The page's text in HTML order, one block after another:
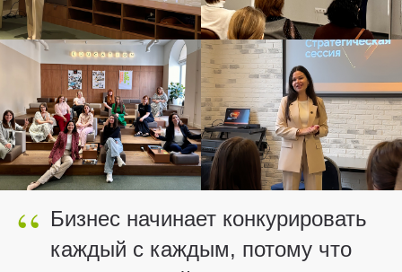
“ Бизнес начинает конкурировать
каждый с каждым, потому что